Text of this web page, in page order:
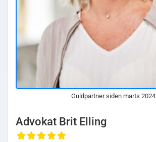
Guldpartner siden marts 2024
Advokat Brit Elling